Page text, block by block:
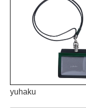
yuhaku